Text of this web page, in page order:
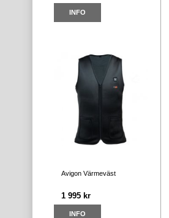
INFO
Avigon Värmeväst
1 995 kr
INFO